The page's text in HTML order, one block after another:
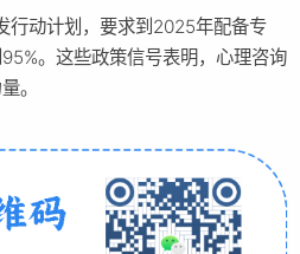
行动计划，要求到2025年配备专
。这些政策信号表明，心理咨询
。